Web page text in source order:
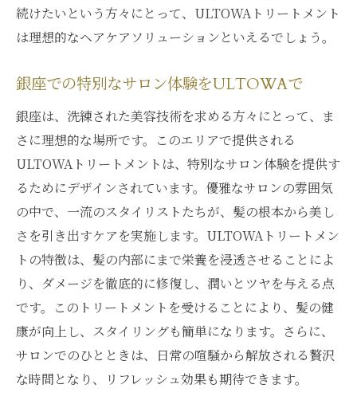
続けたいという方々にとって、ULTOWAトリートメント
は理想的なヘアケアソリューションといえるでしょう。
銀座での特別なサロン体験をULTOWAで
銀座は、洗練された美容技術を求める方々にとって、ま
さに理想的な場所です。このエリアで提供される
ULTOWAトリートメントは、特別なサロン体験を提供す
るためにデザインされています。優雅なサロンの雰囲気
の中で、一流のスタイリストたちが、髪の根本から美し
さを引き出すケアを実施します。ULTOWAトリートメン
トの特徴は、髪の内部にまで栄養を浸透させることによ
り、ダメージを徹底的に修復し、潤いとツヤを与える点
です。このトリートメントを受けることにより、髪の健
康が向上し、スタイリングも簡単になります。さらに、
サロンでのひとときは、日常の喧騒から解放される贅沢
な時間となり、リフレッシュ効果も期待できます。